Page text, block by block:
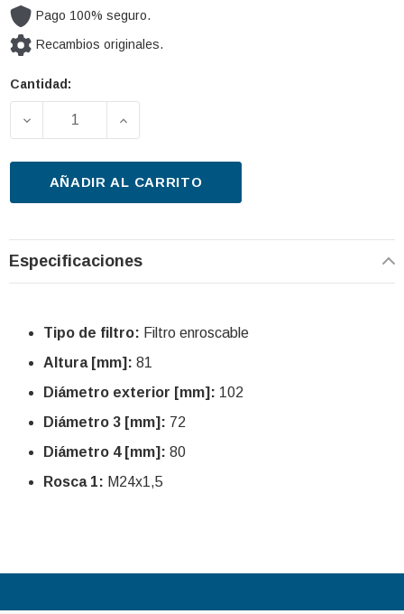
Pago 100% seguro.
Recambios originales.
Cantidad
Cantidad:
DISMINUIR LA CANTIDAD DE FILTRO DE ACEITE
AUMENTAR LA CANTIDAD DE FILTRO
AÑADIR AL CARRITO
Especificaciones
Tipo de filtro: Filtro enroscable
Altura [mm]: 81
Diámetro exterior [mm]: 102
Diámetro 3 [mm]: 72
Diámetro 4 [mm]: 80
Rosca 1: M24x1,5